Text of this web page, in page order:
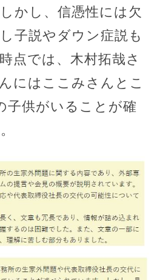
かし、信憑性には欠
子説やダウン症説も
点では、木村拓哉さ
にはここみさんとこ
子供がいることが確